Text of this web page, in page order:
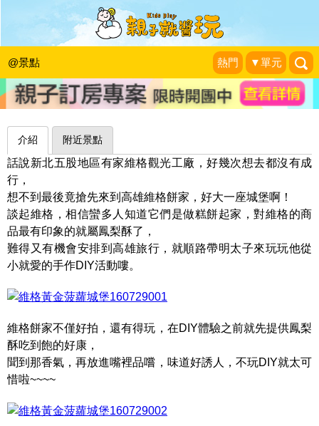
@景點 熱門 ▼單元
糕餅公仔來站崗，捍衛美味鳳梨酥的自
由～高雄維格餅家-黃金菠蘿城堡
魚兒 x 牽手明太子的「視」界旅行|2016-07-29
介紹 附近景點
話說新北五股地區有家維格觀光工廠，好幾次想去都沒有成
行，
想不到最後竟搶先來到高雄維格餅家，好大一座城堡啊！
談起維格，相信蠻多人知道它們是做糕餅起家，對維格的商
品最有印象的就屬鳳梨酥了，
難得又有機會安排到高雄旅行，就順路帶明太子來玩玩他從
小就愛的手作DIY活動嘍。
維格餅家不僅好拍，還有得玩，在DIY體驗之前就先提供鳳梨
酥吃到飽的好康，
聞到那香氣，再放進嘴裡品嚐，味道好誘人，不玩DIY就太可
惜啦~~~~